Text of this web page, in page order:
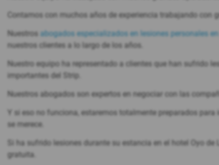
Contamos con muchos años de experiencia trabajando con
Nuestros abogados especializados en lesiones personales en
nuestros clientes a lo largo de los años.
Nuestro equipo ha representado a clientes que han sufrido
importantes del Strip.
Nuestros abogados son expertos en negociar con las
Y si eso no funciona, estaremos totalmente preparados
se merece.
Si ha sufrido lesiones durante su estancia en el hotel Oyo
gratuita.